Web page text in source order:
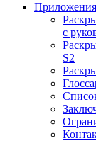
Приложения
с
S2